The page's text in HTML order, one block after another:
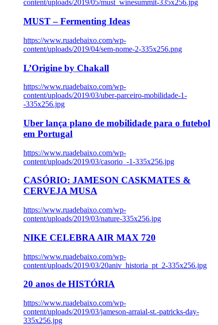
content/uploads/2019/05/must_winesummit-335x256.jpg
MUST – Fermenting Ideas
https://www.ruadebaixo.com/wp-
content/uploads/2019/04/sem-nome-2-335x256.png
L’Origine by Chakall
https://www.ruadebaixo.com/wp-
content/uploads/2019/03/uber-parceiro-mobilidade-1-
-335x256.jpg
Uber lança plano de mobilidade para o futebol
em Portugal
https://www.ruadebaixo.com/wp-
content/uploads/2019/03/casorio_-1-335x256.jpg
CASÓRIO: JAMESON CASKMATES &
CERVEJA MUSA
https://www.ruadebaixo.com/wp-
content/uploads/2019/03/nature-335x256.jpg
NIKE CELEBRA AIR MAX 720
https://www.ruadebaixo.com/wp-
content/uploads/2019/03/20aniv_historia_pt_2-335x256.jpg
20 anos de HISTÓRIA
https://www.ruadebaixo.com/wp-
content/uploads/2019/03/jameson-arraial-st.-patricks-day-
335x256.jpg